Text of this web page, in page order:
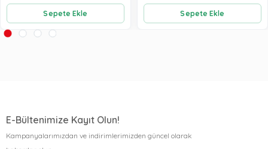
Sepete Ekle Sepete Ekle
E-Bültenimize Kayıt Olun!
Kampanyalarımızdan ve indirimlerimizden güncel olarak